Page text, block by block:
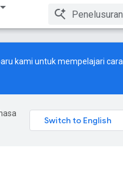
kami untuk mempelajari cara